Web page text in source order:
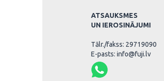
ATSAUKSMES
UN IEROSINĀJUMI
Tālr./fakss: 29719090
E-pasts: info@fuji.lv